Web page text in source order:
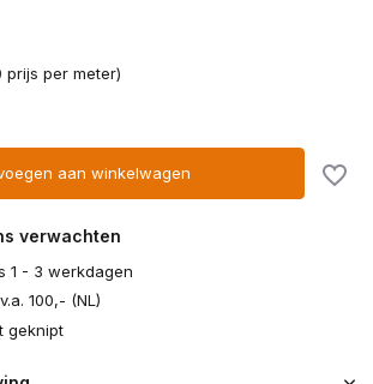
prijs per meter)
aan winkelwagen
verwachten
1 - 3 werkdagen
100,- (NL)
geknipt